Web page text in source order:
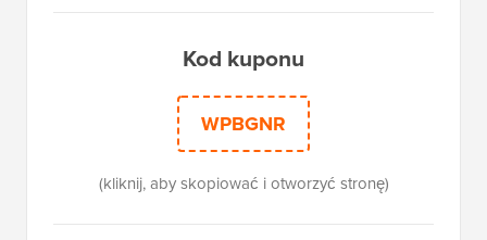
Kod kuponu
WPBGNR
(kliknij, aby skopiować i otworzyć stronę)